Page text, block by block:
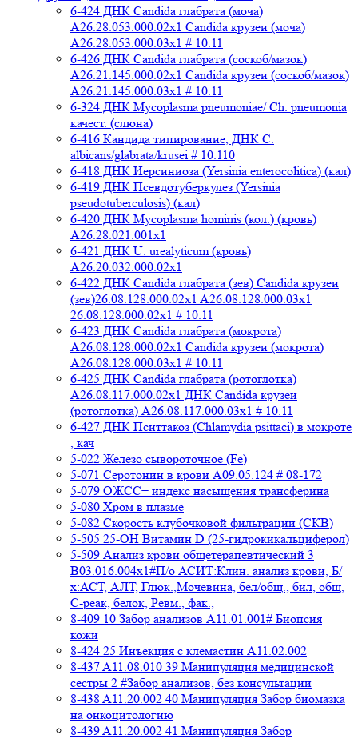
6-424 ДНК Candida глабрата (моча)
A26.28.053.000.02x1 Candida крузеи (моча)
A26.28.053.000.03x1 # 10.11
6-426 ДНК Candida глабрата (соскоб/мазок)
A26.21.145.000.02x1 Candida крузеи (соскоб/мазок)
A26.21.145.000.03x1 # 10.11
6-324 ДНК Mycoplasma pneumoniae/ Ch. pneumonia
качест. (слюна)
6-416 Кандида типирование, ДНК C.
albicans/glabrata/krusei # 10.110
6-418 ДНК Иерсиниоза (Yersinia enterocolitica) (кал)
6-419 ДНК Псевдотуберкулез (Yersinia
pseudotuberculosis) (кал)
6-420 ДНК Mycoplasma hominis (кол.) (кровь)
A26.28.021.001x1
6-421 ДНК U. urealyticum (кровь)
A26.20.032.000.02х1
6-422 ДНК Candida глабрата (зев) Candida крузеи
(зев)26.08.128.000.02x1 A26.08.128.000.03x1
26.08.128.000.02x1 # 10.11
6-423 ДНК Candida глабрата (мокрота)
A26.08.128.000.02x1 Candida крузеи (мокрота)
A26.08.128.000.03x1 # 10.11
6-425 ДНК Candida глабрата (ротоглотка)
A26.08.117.000.02x1 ДНК Candida крузеи
(ротоглотка) A26.08.117.000.03x1 # 10.11
6-427 ДНК Пситтакоз (Chlamydia psittaci) в мокроте
, кач
5-022 Железо сывороточное (Fe)
5-071 Серотонин в крови A09.05.124 # 08-172
5-079 ОЖСС+ индекс насыщения трансферина
5-080 Хром в плазме
5-082 Скорость клубочковой фильтрации (СКВ)
5-505 25-ОН Витамин D (25-гидрокикальциферол)
5-509 Анализ крови общетерапевтический 3
B03.016.004x1#П/о АСИТ:Клин. анализ крови, Б/
х:АСТ, АЛТ, Глюк.,Мочевина, бел/общ., бил, общ,
C-реак, белок, Ревм., фак.,
8-409 10 Забор анализов A11.01.001# Биопсия
кожи
8-424 25 Инъекция с клемастин A11.02.002
8-437 A11.08.010 39 Манипуляция медицинской
сестры 2 #Забор анализов, без консультации
8-438 A11.20.002 40 Манипуляция Забор биомазка
на онкоцитологию
8-439 A11.20.002 41 Манипуляция Забор